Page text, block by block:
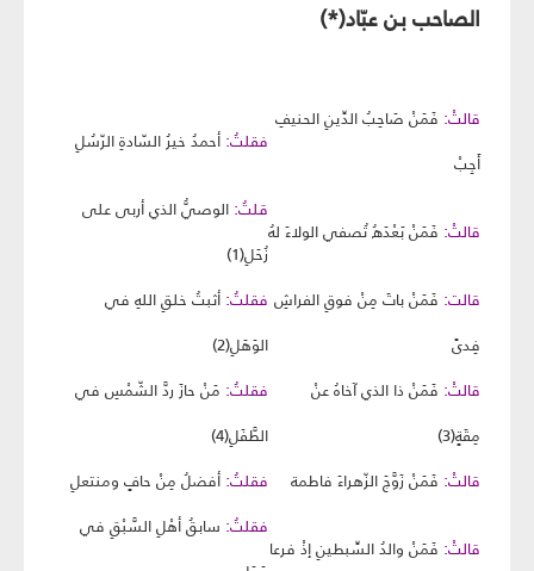
الصاحب بن عبّاد(*)
قالتْ: فَمَنْ صَاحِبُ الدِّينِ الحنيفِ
أَجِبْ
فقلتُ: أحمدُ خيرُ السّادةِ الرّسُلِ
قالتْ: فَمَنْ بَعْدَهُ تُصفي الولاءَ لهُ
قلتُ: الوصيُّ الذي أربى على
زُحَلِ(1)
قالت: فَمَنْ باتَ مِنْ فوقِ الفراشِ
فِدىً
فقلتُ: أثبتُ خلقِ اللهِ في
الوَهَلِ(2)
قالتْ: فَمَنْ ذا الذي آخاهُ عنْ
مِقَةٍ(3)
فقلتُ: مَنْ حازَ ردَّ الشّمْسِ في
الطَّفَلِ(4)
قالتْ: فَمَنْ زَوَّجَ الزّهراءَ فاطمة فقلتُ: أفضلُ مِنْ حافٍ ومنتعلِ
قالتْ: فَمَنْ والدُ السِّبطينِ إذْ فرعا
فقلتُ: سابقُ أهْلِ السَّبْقِ في